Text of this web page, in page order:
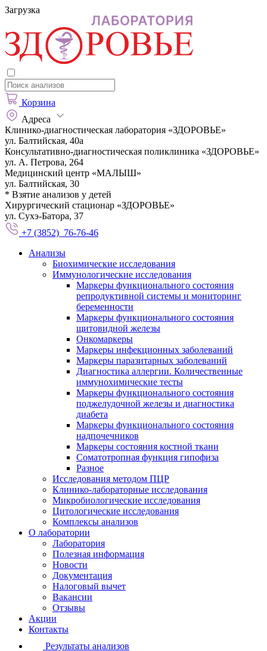
Загрузка
Корзина
Адреса
Клинико-диагностическая лаборатория «ЗДОРОВЬЕ»
ул. Балтийская, 40а
Консультативно-диагностическая поликлиника «ЗДОРОВЬЕ»
ул. А. Петрова, 264
Медицинский центр «МАЛЫШ»
ул. Балтийская, 30
* Взятие анализов у детей
Хирургический стационар «ЗДОРОВЬЕ»
ул. Сухэ-Батора, 37
+7 (3852) 76-76-46
Анализы
Биохимические исследования
Иммунологические исследования
Маркеры функционального состояния
репродуктивной системы и мониторинг
беременности
Маркеры функционального состояния
щитовидной железы
Онкомаркеры
Маркеры инфекционных заболеваний
Маркеры паразитарных заболеваний
Диагностика аллергии. Количественные
иммунохимические тесты
Маркеры функционального состояния
поджелудочной железы и диагностика
диабета
Маркеры функционального состояния
надпочечников
Маркеры состояния костной ткани
Соматотропная функция гипофиза
Разное
Исследования методом ПЦР
Клинико-лабораторные исследования
Микробиологические исследования
Цитологические исследования
Комплексы анализов
О лаборатории
Лаборатория
Полезная информация
Новости
Документация
Налоговый вычет
Вакансии
Отзывы
Акции
Контакты
Результаты анализов